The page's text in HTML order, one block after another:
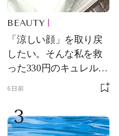
BEAUTY
「涼しい顔」を取り戻
したい。そんな私を救
った330円のキュレル名
6日前
3